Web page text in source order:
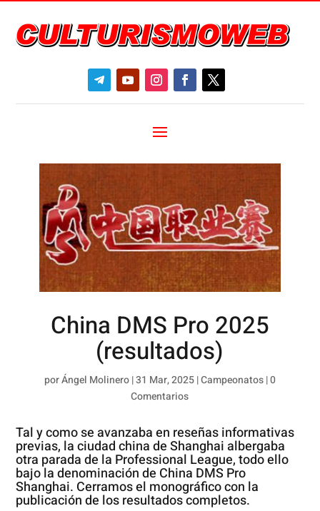
China DMS Pro 2025
(resultados)
porÁngel Molinero|31 Mar, 2025|Campeonatos|0
Comentarios
Tal y como se avanzaba en reseñas informativas
previas, la ciudad china de Shanghai albergaba
otra parada de la Professional League, todo ello
bajo la denominación de China DMS Pro
Shanghai. Cerramos el monográfico con la
publicación de los resultados completos.